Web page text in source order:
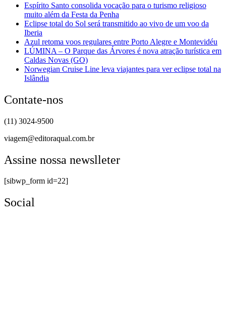
Espírito Santo consolida vocação para o turismo religioso
muito além da Festa da Penha
Eclipse total do Sol será transmitido ao vivo de um voo da
Iberia
Azul retoma voos regulares entre Porto Alegre e Montevidéu
LÚMINA – O Parque das Árvores é nova atração turística em
Caldas Novas (GO)
Norwegian Cruise Line leva viajantes para ver eclipse total na
Islândia
Contate-nos
(11) 3024-9500
viagem@editoraqual.com.br
Assine nossa newslleter
[sibwp_form id=22]
Social